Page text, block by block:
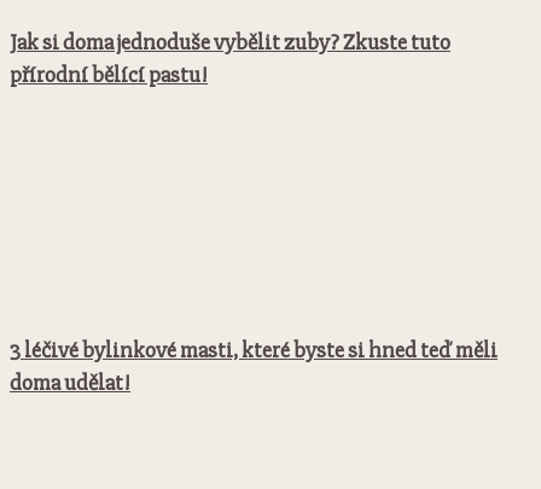
Jak si doma jednoduše vybělit zuby? Zkuste tuto
přírodní bělící pastu!
3 léčivé bylinkové masti, které byste si hned teď měli
doma udělat!